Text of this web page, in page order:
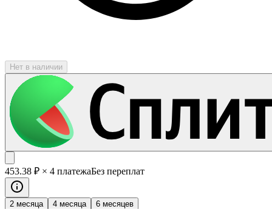
Нет в наличии
453.38 ₽ × 4 платежаБез переплат
2 месяца 4 месяца 6 месяцев